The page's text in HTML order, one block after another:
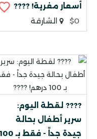
أسعار مغرية! ????
$0
الشارقة
???? لقطة اليوم:
سرير أطفال بحالة
جيدة جداً - فقط بـ 100